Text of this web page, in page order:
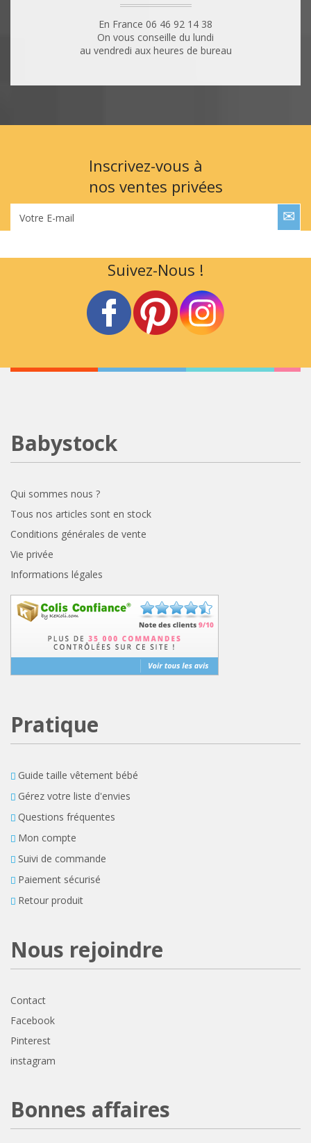
En France 06 46 92 14 38
On vous conseille du lundi
au vendredi aux heures de bureau
Inscrivez-vous à
nos ventes privées
Votre E-mail
Suivez-Nous !
Babystock
Qui sommes nous ?
Tous nos articles sont en stock
Conditions générales de vente
Vie privée
Informations légales
Pratique
Guide taille vêtement bébé
Gérez votre liste d'envies
Questions fréquentes
Mon compte
Suivi de commande
Paiement sécurisé
Retour produit
Nous rejoindre
Contact
Facebook
Pinterest
instagram
Bonnes affaires